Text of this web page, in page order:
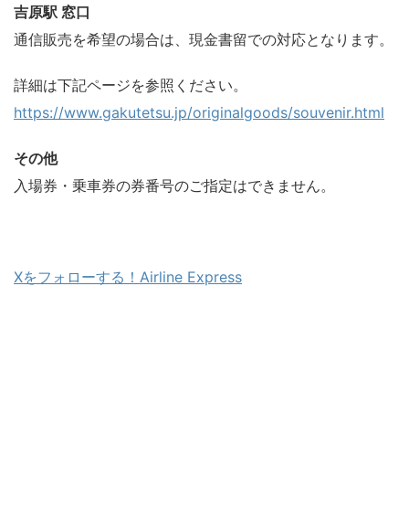
吉原駅 窓口
通信販売を希望の場合は、現金書留での対応となります。
詳細は下記ページを参照ください。
https://www.gakutetsu.jp/originalgoods/souvenir.html
その他
入場券・乗車券の券番号のご指定はできません。
Xをフォローする！Airline Express